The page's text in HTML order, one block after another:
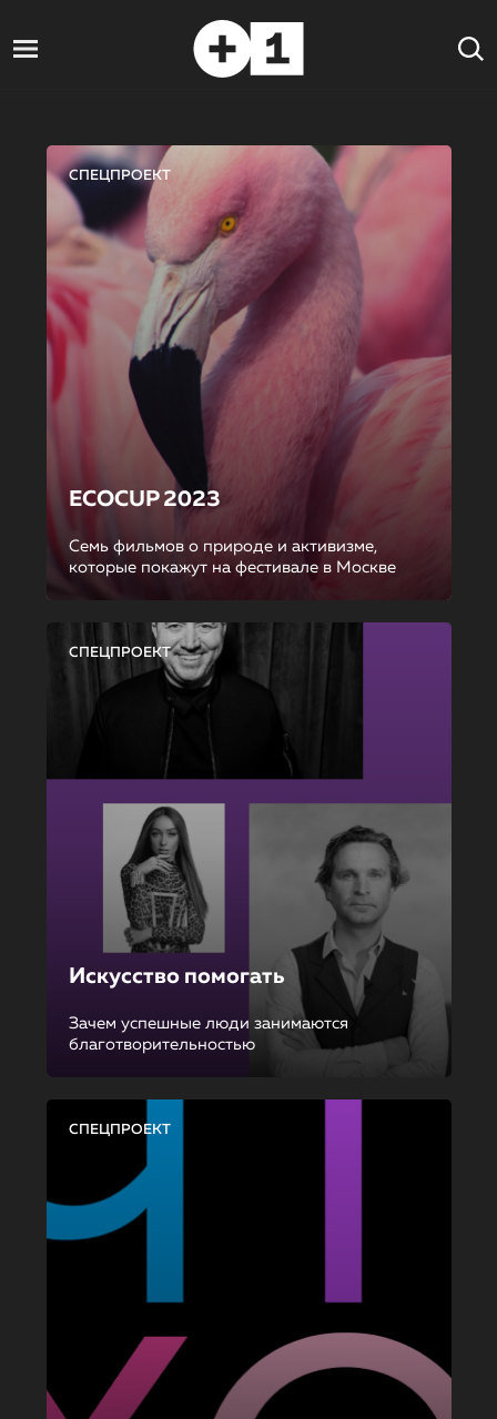
СПЕЦПРОЕКТ
ECOCUP 2023
Семь фильмов о природе и активизме,
которые покажут на фестивале в Москве
СПЕЦПРОЕКТ
Искусство помогать
Зачем успешные люди занимаются
благотворительностью
СПЕЦПРОЕКТ